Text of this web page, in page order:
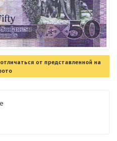
от представленной на